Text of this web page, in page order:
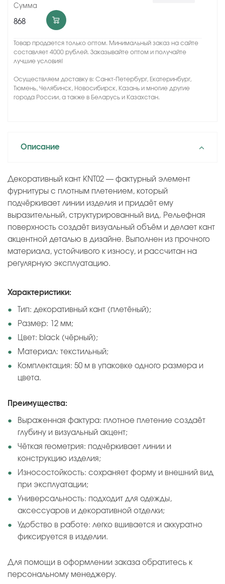
868
Товар продается только оптом. Минимальный заказ на сайте
составляет 4000 рублей. Заказывайте оптом и получайте
лучшие условия!
Осуществляем доставку в: Санкт-Петербург, Екатеринбург,
Тюмень, Челябинск, Новосибирск, Казань и многие другие
города России, а также в Беларусь и Казахстан.
Описание
Декоративный кант KNT02 — фактурный элемент
фурнитуры с плотным плетением, который
подчёркивает линии изделия и придаёт ему
выразительный, структурированный вид. Рельефная
поверхность создаёт визуальный объём и делает кант
акцентной деталью в дизайне. Выполнен из прочного
материала, устойчивого к износу, и рассчитан на
регулярную эксплуатацию.
Характеристики:
Тип: декоративный кант (плетёный);
Размер: 12 мм;
Цвет: black (чёрный);
Материал: текстильный;
Комплектация: 50 м в упаковке одного размера и
цвета.
Преимущества:
Выраженная фактура: плотное плетение создаёт
глубину и визуальный акцент;
Чёткая геометрия: подчёркивает линии и
конструкцию изделия;
Износостойкость: сохраняет форму и внешний вид
при эксплуатации;
Универсальность: подходит для одежды,
аксессуаров и декоративной отделки;
Удобство в работе: легко вшивается и аккуратно
фиксируется в изделии.
Для помощи в оформлении заказа обратитесь к
персональному менеджеру.